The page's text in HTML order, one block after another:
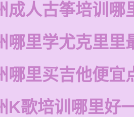
成人古筝培训哪
哪里学尤克里里
哪里买吉他便宜
K歌培训哪里好